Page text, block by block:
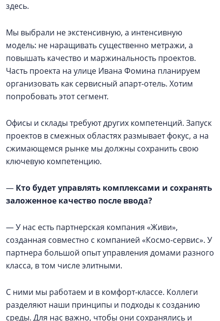
здесь.
Мы выбрали не экстенсивную, а интенсивную
модель: не наращивать существенно метражи, а
повышать качество и маржинальность проектов.
Часть проекта на улице Ивана Фомина планируем
организовать как сервисный апарт-отель. Хотим
попробовать этот сегмент.
Офисы и склады требуют других компетенций. Запуск
проектов в смежных областях размывает фокус, а на
сжимающемся рынке мы должны сохранить свою
ключевую компетенцию.
— Кто будет управлять комплексами и сохранять
заложенное качество после ввода?
— У нас есть партнерская компания «Живи»,
созданная совместно с компанией «Космо-сервис». У
партнера большой опыт управления домами разного
класса, в том числе элитными.
С ними мы работаем и в комфорт-классе. Коллеги
разделяют наши принципы и подходы к созданию
среды. Для нас важно, чтобы они сохранялись и